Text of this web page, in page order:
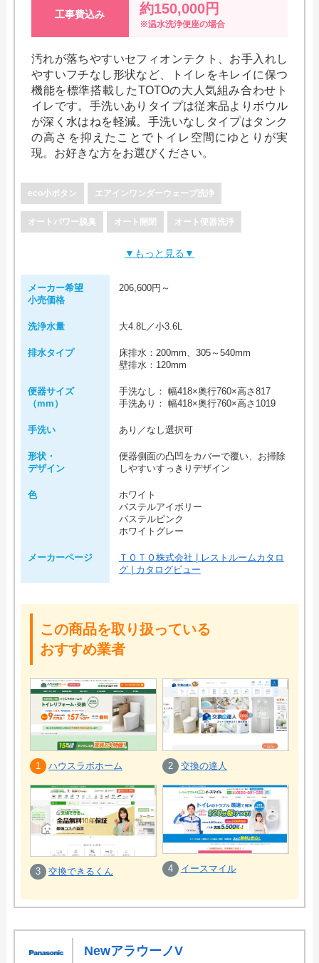
工事費込み 約150,000円
※温水洗浄便座の場合
汚れが落ちやすいセフィオンテクト、お手入れし
やすいフチなし形状など、トイレをキレイに保つ
機能を標準搭載したTOTOの大人気組み合わせト
イレです。手洗いありタイプは従来品よりボウル
が深く水はねを軽減。手洗いなしタイプはタンク
の高さを抑えたことでトイレ空間にゆとりが実
現。お好きな方をお選びください。
eco小ボタン エアインワンダーウェーブ洗浄
オートパワー脱臭 オート開閉 オート便器洗浄
▼もっと見る▼
メーカー希望
小売価格
206,600円～
洗浄水量 大4.8L／小3.6L
排水タイプ
床排水：200mm、305～540mm
壁排水：120mm
便器サイズ
（mm）
手洗なし： 幅418×奥行760×高さ817
手洗あり： 幅418×奥行760×高さ1019
手洗い あり／なし選択可
形状・
デザイン
便器側面の凸凹をカバーで覆い、お掃除
しやすいすっきりデザイン
色
ホワイト
パステルアイボリー
パステルピンク
ホワイトグレー
メーカーページ
ＴＯＴＯ株式会社 | レストルームカタロ
グ | カタログビュー
この商品を取り扱っている
おすすめ業者
1 ハウスラボホーム 2 交換の達人
3 交換できるくん 4 イースマイル
NewアラウーノV